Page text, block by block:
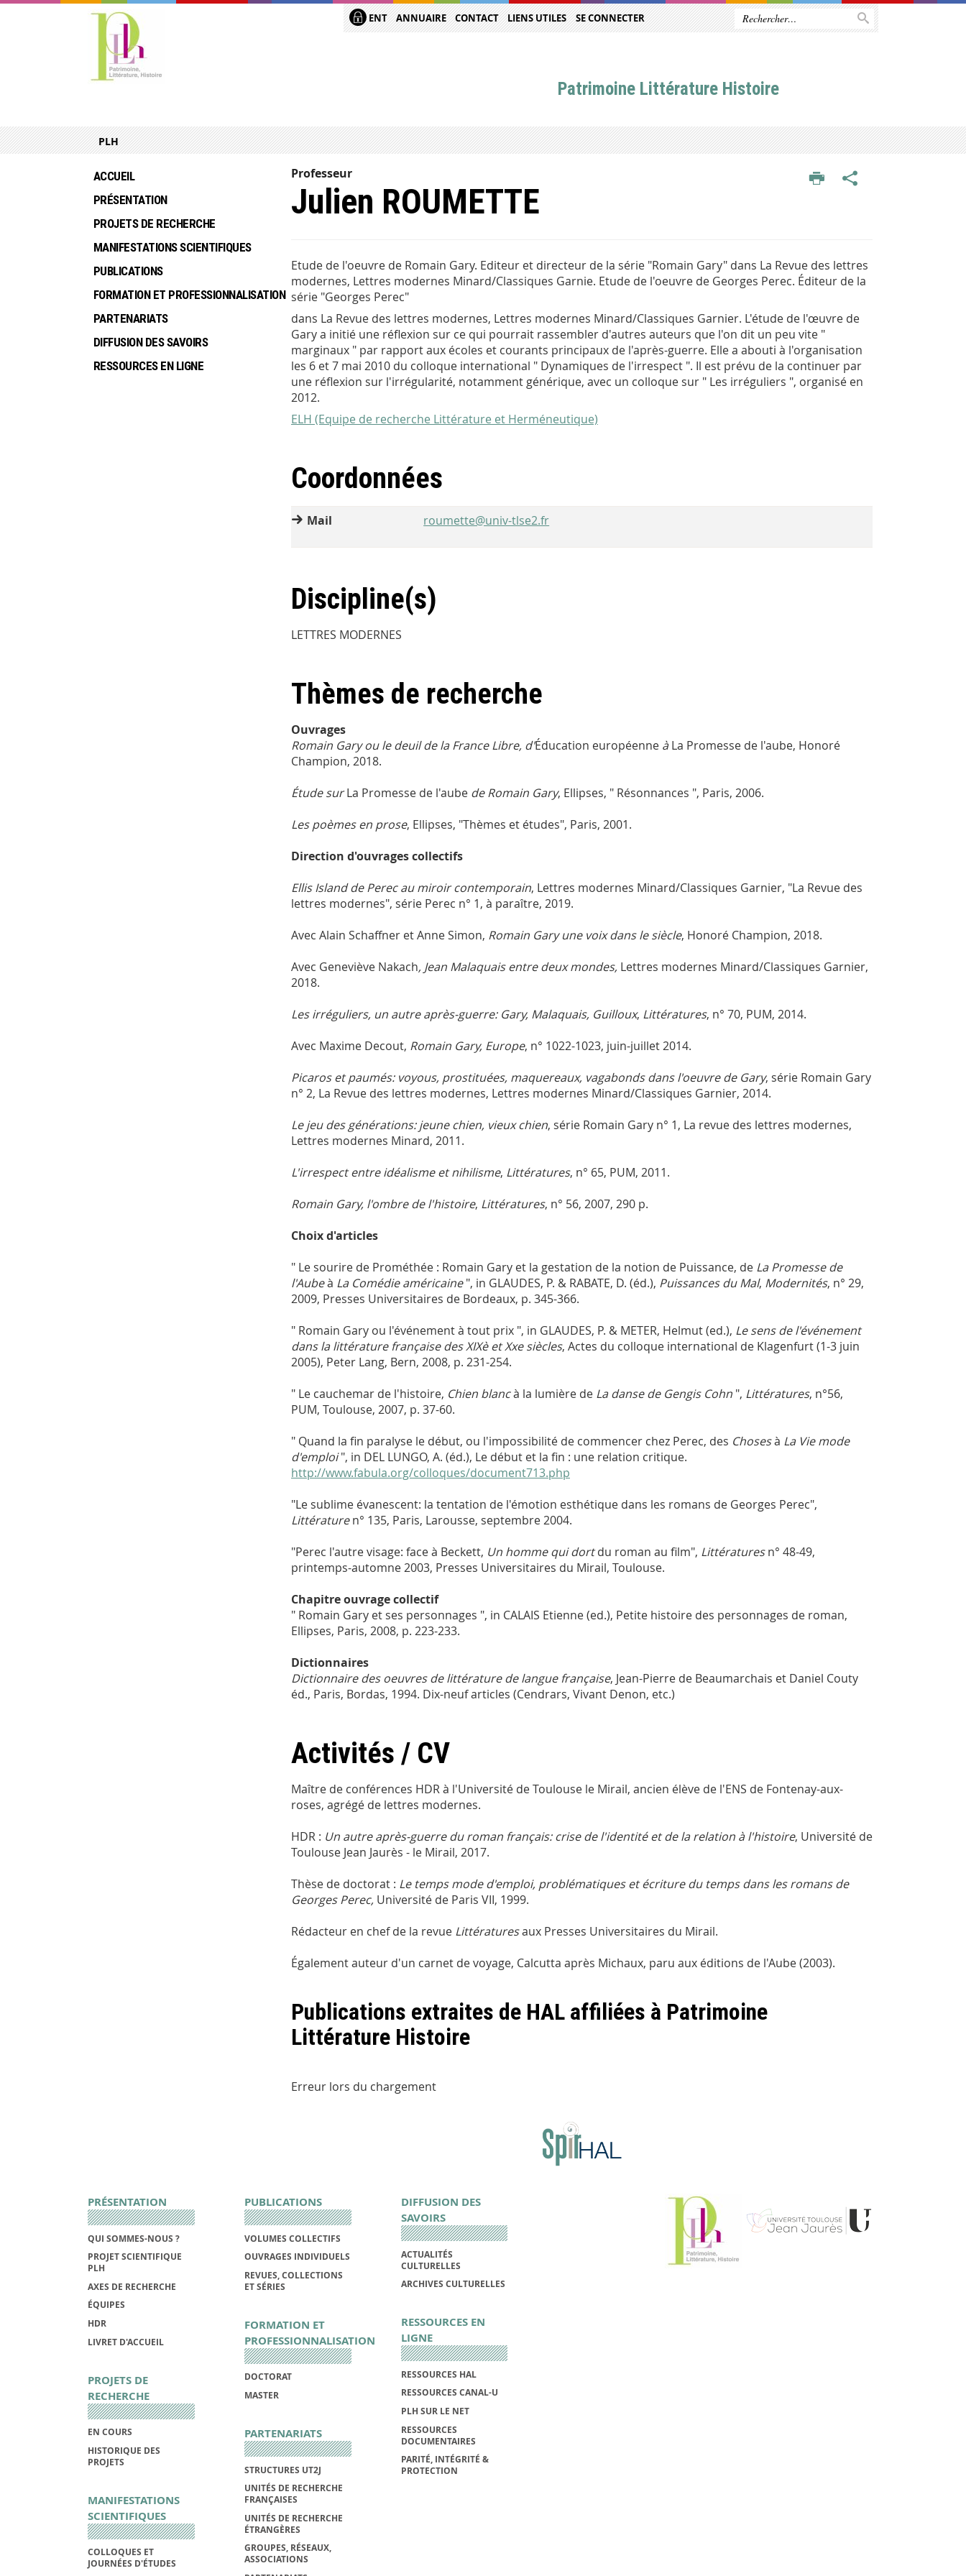
ENT ANNUAIRE CONTACT LIENS UTILES SE CONNECTER
Patrimoine Littérature Histoire
PLH
Professeur
Julien ROUMETTE
Etude de l'oeuvre de Romain Gary. Editeur et directeur de la série "Romain Gary" dans La Revue des lettres
modernes, Lettres modernes Minard/Classiques Garnie. Etude de l'oeuvre de Georges Perec. Éditeur de la
série "Georges Perec"
dans La Revue des lettres modernes, Lettres modernes Minard/Classiques Garnier. L'étude de l'œuvre de
Gary a initié une réflexion sur ce qui pourrait rassembler d'autres auteurs que l'on dit un peu vite "
marginaux " par rapport aux écoles et courants principaux de l'après-guerre. Elle a abouti à l'organisation
les 6 et 7 mai 2010 du colloque international " Dynamiques de l'irrespect ". Il est prévu de la continuer par
une réflexion sur l'irrégularité, notamment générique, avec un colloque sur " Les irréguliers ", organisé en
2012.
ELH (Equipe de recherche Littérature et Herméneutique)
Coordonnées
Mail roumette@univ-tlse2.fr
Discipline(s)
LETTRES MODERNES
Thèmes de recherche
Ouvrages
Romain Gary ou le deuil de la France Libre, d'Éducation européenne àLa Promesse de l'aube, Honoré
Champion, 2018.
Étude surLa Promesse de l'aube de Romain Gary, Ellipses, " Résonnances ", Paris, 2006.
Les poèmes en prose, Ellipses, "Thèmes et études", Paris, 2001.
Direction d'ouvrages collectifs
Ellis Island de Perec au miroir contemporain, Lettres modernes Minard/Classiques Garnier, "La Revue des
lettres modernes", série Perec n° 1, à paraître, 2019.
Avec Alain Schaffner et Anne Simon, Romain Gary une voix dans le siècle, Honoré Champion, 2018.
Avec Geneviève Nakach, Jean Malaquais entre deux mondes, Lettres modernes Minard/Classiques Garnier,
2018.
Les irréguliers, un autre après-guerre: Gary, Malaquais, Guilloux, Littératures, n° 70, PUM, 2014.
Avec Maxime Decout, Romain Gary, Europe, n° 1022-1023, juin-juillet 2014.
Picaros et paumés: voyous, prostituées, maquereaux, vagabonds dans l'oeuvre de Gary, série Romain Gary
n° 2, La Revue des lettres modernes, Lettres modernes Minard/Classiques Garnier, 2014.
Le jeu des générations: jeune chien, vieux chien, série Romain Gary n° 1, La revue des lettres modernes,
Lettres modernes Minard, 2011.
L'irrespect entre idéalisme et nihilisme, Littératures, n° 65, PUM, 2011.
Romain Gary, l'ombre de l'histoire, Littératures, n° 56, 2007, 290 p.
Choix d'articles
" Le sourire de Prométhée : Romain Gary et la gestation de la notion de Puissance, de La Promesse de
l'Aubeà La Comédie américaine", in GLAUDES, P. & RABATE, D. (éd.), Puissances du Mal, Modernités, n° 29,
2009, Presses Universitaires de Bordeaux, p. 345-366.
" Romain Gary ou l'événement à tout prix ", in GLAUDES, P. & METER, Helmut (ed.), Le sens de l'événement
dans la littérature française des XIXè et Xxe siècles, Actes du colloque international de Klagenfurt (1-3 juin
2005), Peter Lang, Bern, 2008, p. 231-254.
" Le cauchemar de l'histoire, Chien blancà la lumière de La danse de Gengis Cohn ", Littératures, n°56,
PUM, Toulouse, 2007, p. 37-60.
" Quand la fin paralyse le début, ou l'impossibilité de commencer chez Perec, des Chosesà La Vie mode
d'emploi", in DEL LUNGO, A. (éd.), Le début et la fin : une relation critique.
http://www.fabula.org/colloques/document713.php
"Le sublime évanescent: la tentation de l'émotion esthétique dans les romans de Georges Perec",
Littératuren° 135, Paris, Larousse, septembre 2004.
"Perec l'autre visage: face à Beckett, Un homme qui dortdu roman au film", Littératuresn° 48-49,
printemps-automne 2003, Presses Universitaires du Mirail, Toulouse.
Chapitre ouvrage collectif
" Romain Gary et ses personnages ", in CALAIS Etienne (ed.), Petite histoire des personnages de roman,
Ellipses, Paris, 2008, p. 223-233.
Dictionnaires
Dictionnaire des oeuvres de littérature de langue française, Jean-Pierre de Beaumarchais et Daniel Couty
éd., Paris, Bordas, 1994. Dix-neuf articles (Cendrars, Vivant Denon, etc.)
Activités / CV
Maître de conférences HDR à l'Université de Toulouse le Mirail, ancien élève de l'ENS de Fontenay-aux-
roses, agrégé de lettres modernes.
HDR : Un autre après-guerre du roman français: crise de l'identité et de la relation à l'histoire, Université de
Toulouse Jean Jaurès - le Mirail, 2017.
Thèse de doctorat : Le temps mode d'emploi, problématiques et écriture du temps dans les romans de
Georges Perec, Université de Paris VII, 1999.
Rédacteur en chef de la revue Littératuresaux Presses Universitaires du Mirail.
Également auteur d'un carnet de voyage, Calcutta après Michaux, paru aux éditions de l'Aube (2003).
Publications extraites de HAL affiliées à Patrimoine
Littérature Histoire
Erreur lors du chargement
ACCUEIL
PRÉSENTATION
PROJETS DE RECHERCHE
MANIFESTATIONS SCIENTIFIQUES
PUBLICATIONS
FORMATION ET PROFESSIONNALISATION
PARTENARIATS
DIFFUSION DES SAVOIRS
RESSOURCES EN LIGNE
PRÉSENTATION
QUI SOMMES-NOUS ?
PROJET SCIENTIFIQUE
PLH
AXES DE RECHERCHE
ÉQUIPES
HDR
LIVRET D'ACCUEIL
PROJETS DE
RECHERCHE
EN COURS
HISTORIQUE DES
PROJETS
MANIFESTATIONS
SCIENTIFIQUES
COLLOQUES ET
JOURNÉES D'ÉTUDES
PUBLICATIONS
VOLUMES COLLECTIFS
OUVRAGES INDIVIDUELS
REVUES, COLLECTIONS
ET SÉRIES
FORMATION ET
PROFESSIONNALISATION
DOCTORAT
MASTER
PARTENARIATS
STRUCTURES UT2J
UNITÉS DE RECHERCHE
FRANÇAISES
UNITÉS DE RECHERCHE
ÉTRANGÈRES
GROUPES, RÉSEAUX,
ASSOCIATIONS
DIFFUSION DES
SAVOIRS
ACTUALITÉS
CULTURELLES
ARCHIVES CULTURELLES
RESSOURCES EN
LIGNE
RESSOURCES HAL
RESSOURCES CANAL-U
PLH SUR LE NET
RESSOURCES
DOCUMENTAIRES
PARITÉ, INTÉGRITÉ &
PROTECTION